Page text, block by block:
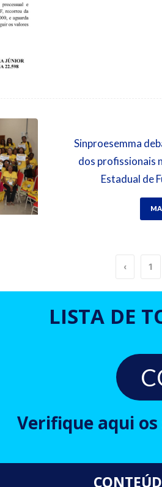
Sinproesemma
dos profissionais
Estadual de
‹ 1
LISTA DE
Verifique aqui